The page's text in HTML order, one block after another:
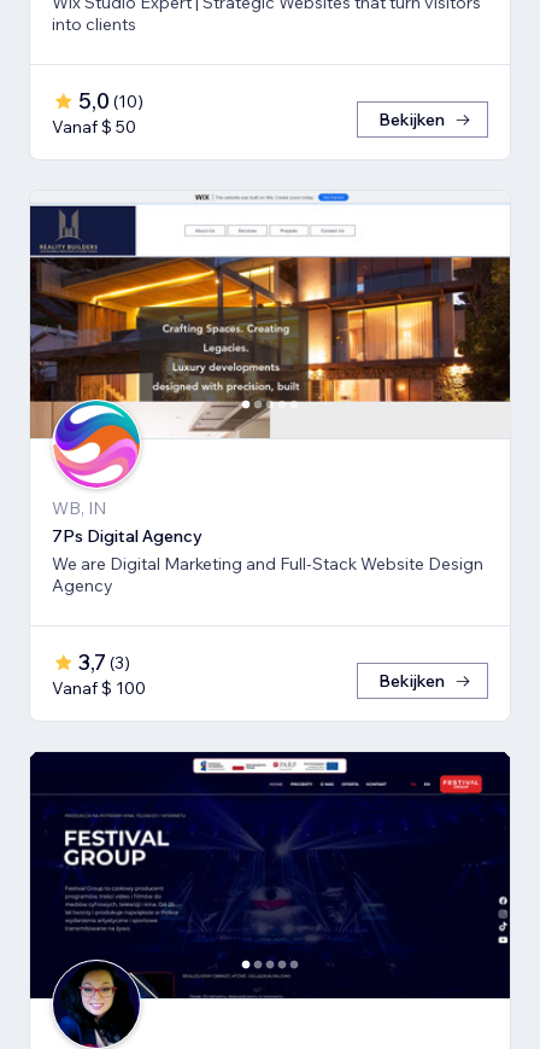
into clients
5,0 (10)
Vanaf $ 50
Bekijken
WB, IN
7Ps Digital Agency
We are Digital Marketing and Full-Stack Website Design
Agency
3,7 (3)
Vanaf $ 100
Bekijken